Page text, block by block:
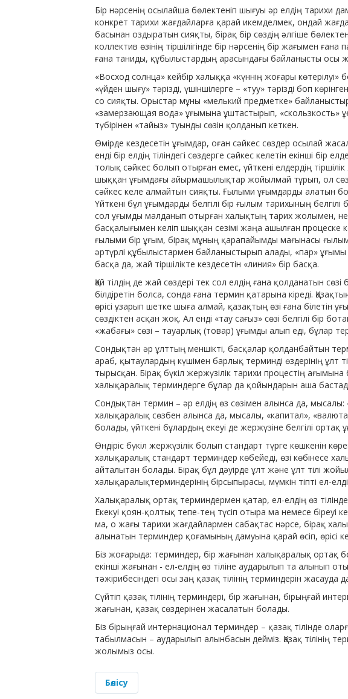
Бір нәрсенің осылайша бөлектеніп шығуы әр елдің тарихи
конкрет тарихи жағдайларға қарай икемделмек, ондай
басынан оздыратын сияқты, бірақ бір сөздің әлгіше
коллектив өзінің тіршілігінде бір нәрсенің бір жағымен
ғана таниды, құбылыстардың арасындағы байланысты осы
«Восход солнца» кейбір халыққа «күннің жоғары көтерілуі»
«үйден шығу» тәрізді, үшіншілерге – «туу» тәрізді боп
со сияқты. Орыстар мұны «мелький предметке»
«замерзающая вода» ұғымына ұштастырып, «скользкость»
түбірінен «тайыз» туынды сөзін қолданып кеткен.
Өмірде кездесетін ұғымдар, оған сәйкес сөздер осылай
енді бір елдің тіліндегі сөздерге сәйкес келетін екінші бір
толық сәйкес болып отырған емес, үйткені елдердің
шыққан ұғымдағы айырмашылықтар жойылмай тұрып, ол
сәйкес келе алмайтын сияқты. Ғылыми ұғымдарды алатын
Үйткені бұл ұғымдарды белгілі бір ғылым тарихының
сол ұғымды малданып отырған халықтың тарих жолымен,
басқалығымен келіп шыққан сезімі жаңа ашылған процеске
ғылыми бір ұғым, бірақ мұның қарапайымды мағынасы
әртүрлі құбылыстармен байланыстырып алады, «пар» ұғымы
басқа да, жай тіршілікте кездесетін «линия» бір басқа.
Қай тілдің де жай сөздері тек сол елдің ғана қолданатын
білдіретін болса, сонда ғана термин қатарына кіреді.
өрісі ұзарып шетке шыға алмай, қазақтың өзі ғана білетін
сөздіктен асқан жоқ. Ал енді «тау сағыз» сөзі белгілі бір
«жабағы» сөзі – тауарлық (товар) ұғымды алып еді, бұлар
Сондықтан әр ұлттың меншікті, басқалар қолданбайтын
араб, қытаулардың күшімен барлық терминді өздерінің ұлт
тырысқан. Бірақ бүкіл жержүзілік тарихи процестің
халықаралық терминдерге бұлар да қойындарын аша
Сондықтан термин – әр елдің өз сөзімен алынса да,
халықаралық сөзбен алынса да, мысалы, «капитал»,
болады, үйткені бұлардың екеуі де жержүзіне белгілі ортақ
Өндіріс бүкіл жержүзілік болып стандарт түрге көшкенін
халықаралық стандарт терминдер көбейеді, өзі көбінесе
айталытан болады. Бірақ бұл дәуірде ұлт және ұлт тілі
халықаралықтерминдерінің бірсыпырасы, мүмкін тіпті ел-
Халықаралық ортақ терминдермен қатар, ел-елдің өз
Екекуі қоян-қолтық тепе-тең түсіп отыра ма немесе біреуі
ма, о жағы тарихи жағдайлармен сабақтас нәрсе, бірақ
алынатын терминдер қоғамының дамуына қарай өсіп, өрісі
Біз жоғарыда: терминдер, бір жағынан халықаралық ортақ
екінші жағынан - ел-елдің өз тіліне аударылып та алынып
тәжірибесіндегі осы заң қазақ тілінің терминдерін жасауда
Сүйтіп қазақ тілінің терминдері, бір жағынан, бірыңғай
жағынан, қазақ сөздерінен жасалатын болады.
Біз бірыңғай интернационал терминдер – қазақ тілінде
табылмасын – аударылып алынбасын дейміз. Қазақ тілінің
жолымыз осы.
Бөлісу